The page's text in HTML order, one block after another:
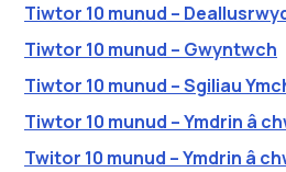
Tiwtor 10 munud –
Tiwtor 10 munud – Gwyntwch
Tiwtor 10 munud – Sgiliau
Tiwtor 10 munud – Ymdrin â
Twitor 10 munud – Ymdrin â